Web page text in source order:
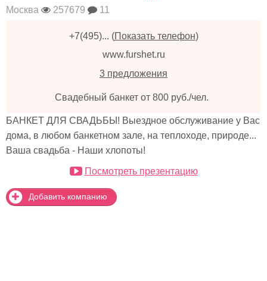
Москва 257679 11
+7(495)... (Показать телефон)
www.furshet.ru
3 предложения
Свадебный банкет от 800 руб./чел.
БАНКЕТ ДЛЯ СВАДЬБЫ! Выездное обслуживание у Вас
дома, в любом банкетном зале, на теплоходе, природе...
Ваша свадьба - Наши хлопоты!
Посмотреть презентацию
Добавить компанию